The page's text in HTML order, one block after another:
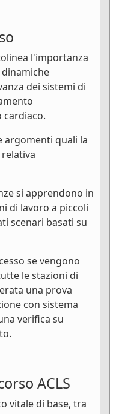
l'importanza
dei sistemi di
argomenti quali la
si apprendono in
di lavoro a piccoli
scenari basati su
se vengono
le stazioni di
una prova
con sistema
verifica su
ACLS
vitale di base, tra